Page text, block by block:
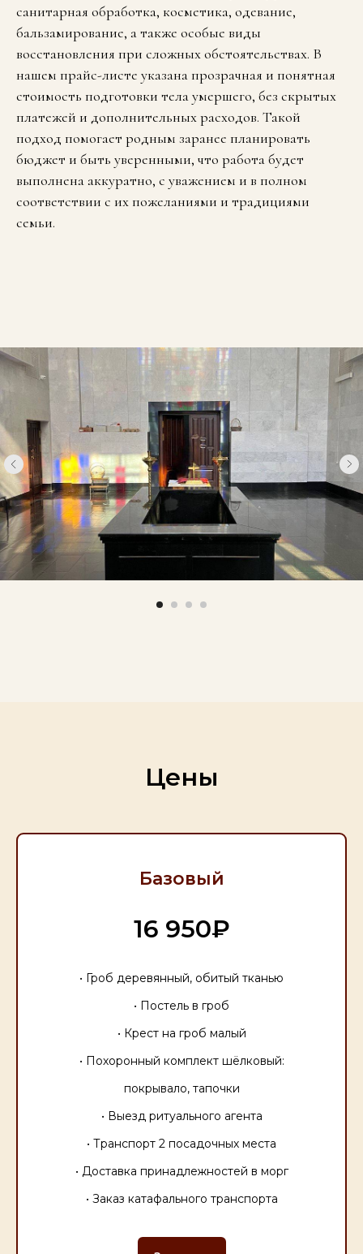
санитарная обработка, косметика, одевание,
бальзамирование, а также особые виды
восстановления при сложных обстоятельствах. В
нашем прайс-листе указана прозрачная и понятная
стоимость подготовки тела умершего, без скрытых
платежей и дополнительных расходов. Такой
подход помогает родным заранее планировать
бюджет и быть уверенными, что работа будет
выполнена аккуратно, с уважением и в полном
соответствии с их пожеланиями и традициями
семьи.
Цены
Базовый
16 950₽
• Гроб деревянный, обитый тканью
• Постель в гроб
• Крест на гроб малый
• Похоронный комплект шёлковый:
покрывало, тапочки
• Выезд ритуального агента
• Транспорт 2 посадочных места
• Доставка принадлежностей в морг
• Заказ катафального транспорта